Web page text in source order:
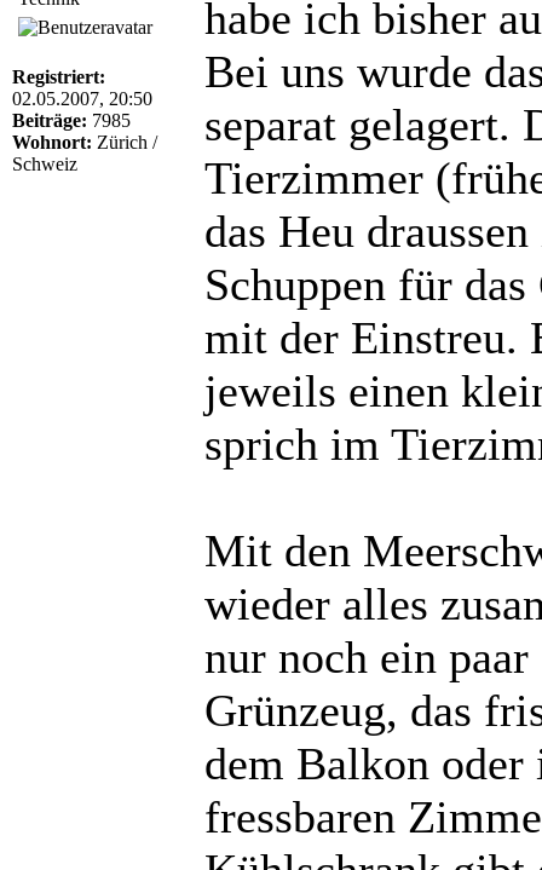
Registriert:
02.05.2007, 20:50
Beiträge: 7985
Wohnort: Zürich /
Schweiz
habe ich bisher
Bei uns wurde
separat gelagert.
Tierzimmer
das Heu
Schuppen für
mit der Einstreu.
jeweils einen
sprich im
Mit den
wieder alles
nur noch ein
Grünzeug, das
dem Balkon
fressbaren